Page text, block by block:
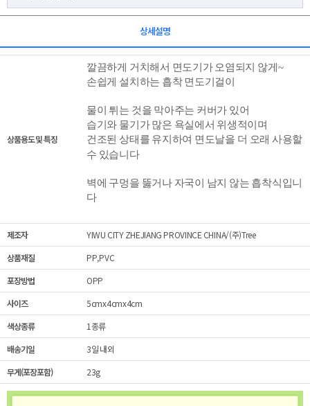
상세설명
상품용도 및 특징
깔끔하게 거치해서 면도기가 오염되지 않게~
손쉽게 설치하는 흡착 면도기걸이
물이 튀는 것을 막아주는 커버가 있어
습기와 물기가 많은 욕실에서 위생적이며
건조된 상태를 유지하여 면도날을 더 오래 사용할
수 있습니다
벽에 구멍을 뚫거나 자국이 남지 않는 흡착식입니
다
제조자
YIWU CITY ZHEJIANG PROVINCE CHINA/(주)Tree
상품재질
PP,PVC
포장방법
OPP
사이즈
5cmx4cmx4cm
색상종류
1종류
배송기일
3일 내외
무게(포장포함)
23g